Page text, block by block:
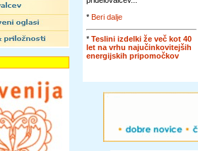
* Beri dalje
* Teslini izdelki že več kot 40
let na vrhu najučinkovitejših
energijskih pripomočkov